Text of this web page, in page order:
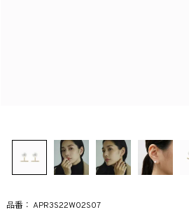
APR3S22W02S07